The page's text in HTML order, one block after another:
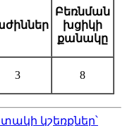
Բեռնման
խցիկի
քանակը
3 8
կշեռքներ՝